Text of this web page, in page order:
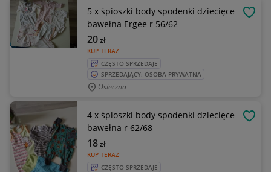
5 x śpioszki body spodenki dziecięce
bawełna Ergee r 56/62
KUP TERAZ
20zł
CZĘSTO SPRZEDAJE
SPRZEDAJĄCY: OSOBA PRYWATNA
Osieczna
4 x śpioszki body spodenki dziecięce
bawełna r 62/68
KUP TERAZ
18zł
CZĘSTO SPRZEDAJE